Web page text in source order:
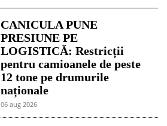
CANICULA PUNE
PRESIUNE PE
LOGISTICĂ: Restricții
pentru camioanele de peste
12 tone pe drumurile
naționale
06 aug 2026